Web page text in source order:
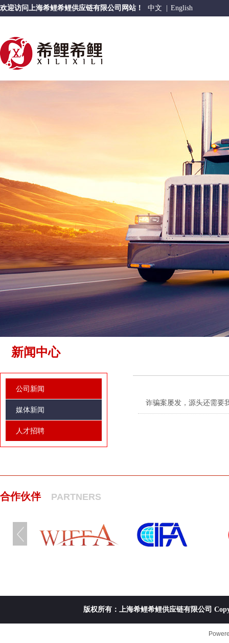
欢迎访问上海希鲤希鲤供应链有限公司网站！ 中文 English
新闻中心
公司新闻
媒体新闻
人才招聘
诈骗案屡发，源头还需要
合作伙伴 PARTNERS
版权所有：上海希鲤希鲤供应链有限公司